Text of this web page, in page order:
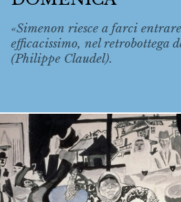
«Simenon riesce a farci
efficacissimo, nel retrobottega
(Philippe Claudel).